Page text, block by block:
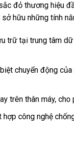
đỏ thương hiệu
hữu những tính
trữ tại trung tâm dữ
chuyển động
trên thân máy,
công nghệ